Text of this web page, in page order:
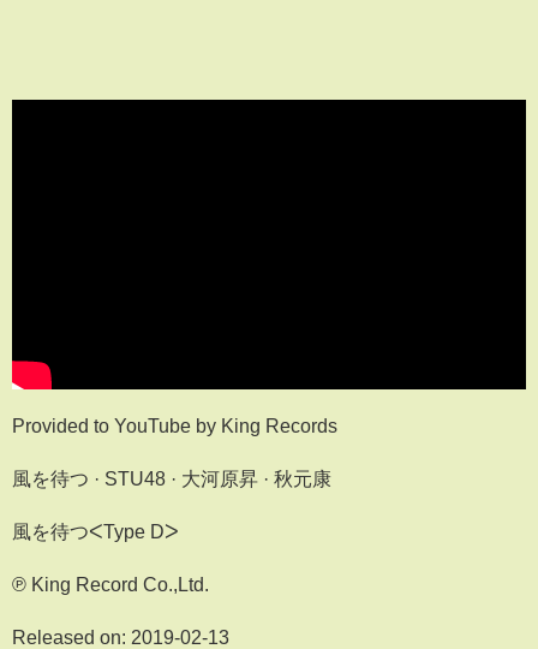
Provided to YouTube by King Records
風を待つ · STU48 · 大河原昇 · 秋元康
風を待つᐸType Dᐳ
℗ King Record Co.,Ltd.
Released on: 2019-02-13